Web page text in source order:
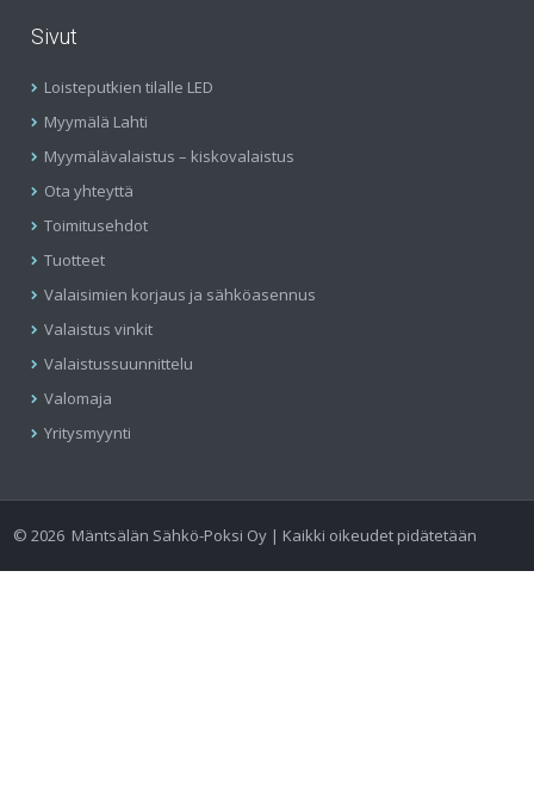
Sivut
Loisteputkien tilalle LED
Myymälä Lahti
Myymälävalaistus – kiskovalaistus
Ota yhteyttä
Toimitusehdot
Tuotteet
Valaisimien korjaus ja sähköasennus
Valaistus vinkit
Valaistussuunnittelu
Valomaja
Yritysmyynti
©2026 Mäntsälän Sähkö-Poksi Oy | Kaikki oikeudet pidätetään